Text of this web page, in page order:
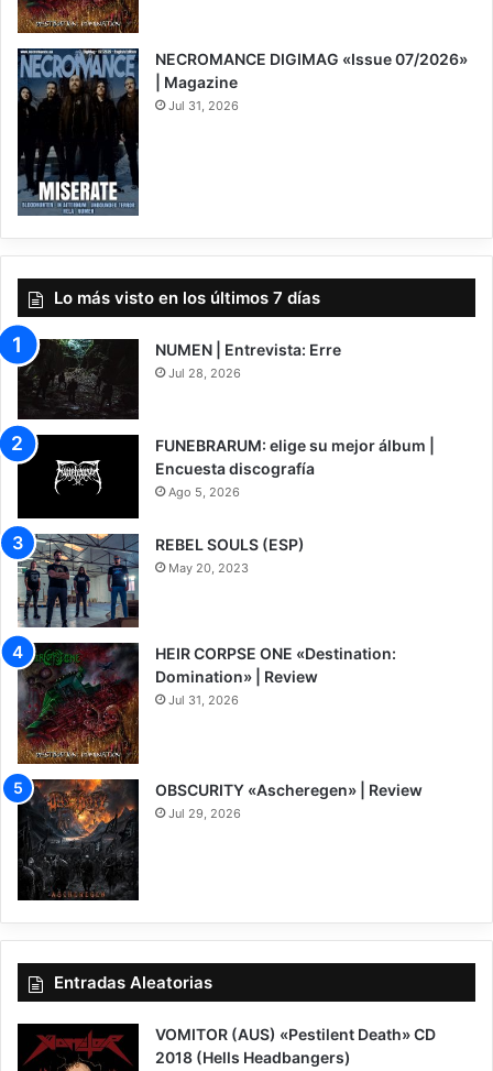
8
NECROMANCE DIGIMAG «Issue 07/2026»
| Magazine
Jul 31, 2026
Lo más visto en los últimos 7 días
NUMEN | Entrevista: Erre
Jul 28, 2026
FUNEBRARUM: elige su mejor álbum |
Encuesta discografía
Ago 5, 2026
REBEL SOULS (ESP)
May 20, 2023
8
HEIR CORPSE ONE «Destination:
Domination» | Review
Jul 31, 2026
7.5
OBSCURITY «Ascheregen» | Review
Jul 29, 2026
Entradas Aleatorias
VOMITOR (AUS) «Pestilent Death» CD
2018 (Hells Headbangers)